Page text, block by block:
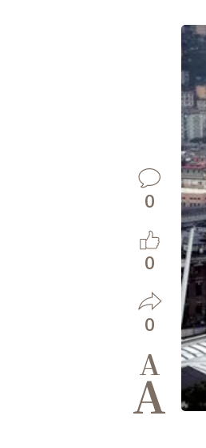
0
0
0
A
A